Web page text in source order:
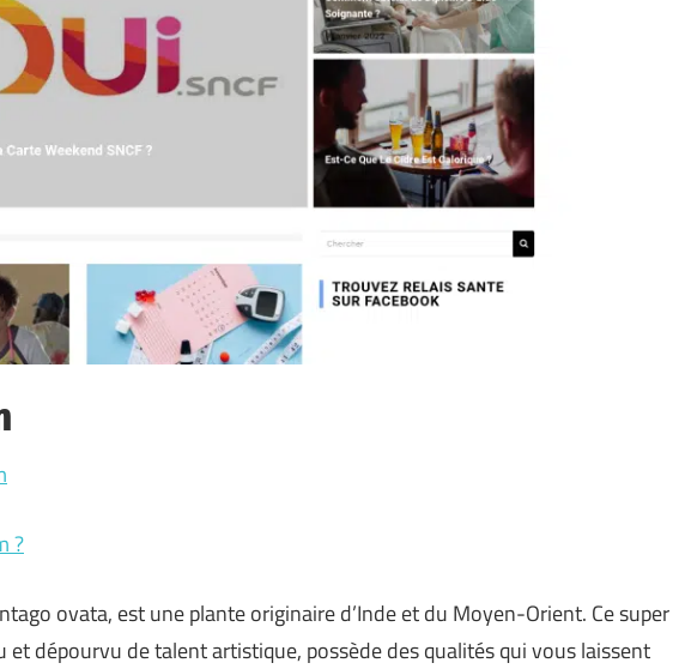
?
ovata, est une plante originaire d’Inde et du Moyen-Orient. Ce super
dépourvu de talent artistique, possède des qualités qui vous laissent